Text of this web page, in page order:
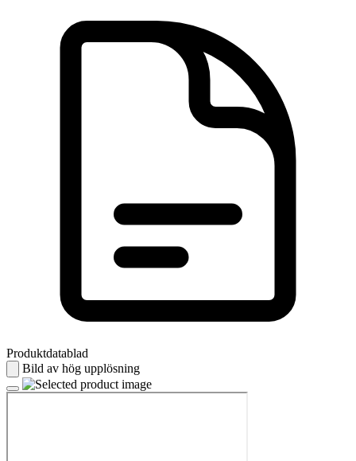
Produktdatablad
Bild av hög upplösning